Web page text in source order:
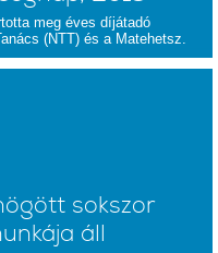
meg éves díjátadó
(NTT) és a Matehetsz.
sokszor
áll